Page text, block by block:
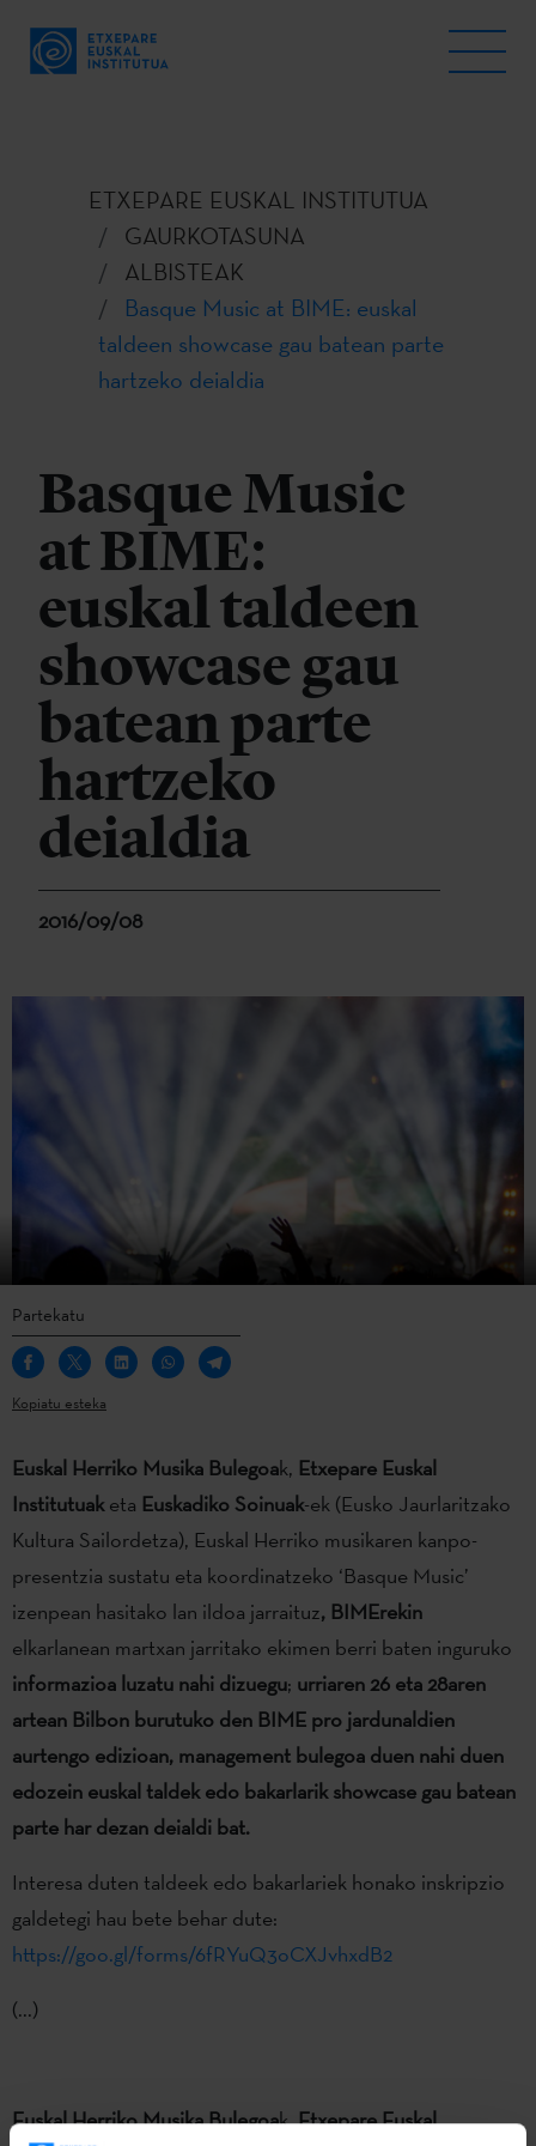
ETXEPARE EUSKAL INSTITUTUA
GAURKOTASUNA
ALBISTEAK
Basque Music at BIME: euskal
taldeen showcase gau batean parte
hartzeko deialdia
Basque Music
at BIME:
euskal taldeen
showcase gau
batean parte
hartzeko
deialdia
2016/09/08
Partekatu
Kopiatu esteka
Euskal Herriko Musika Bulegoak, Etxepare Euskal
Institutuaketa Euskadiko Soinuak-ek (Eusko Jaurlaritzako
Kultura Sailordetza), Euskal Herriko musikaren kanpo-
presentzia sustatu eta koordinatzeko ‘Basque Music’
izenpean hasitako lan ildoa jarraituz, BIMErekin
elkarlanean martxan jarritako ekimen berri baten inguruko
informazioa luzatu nahi dizuegu; urriaren 26 eta 28aren
artean Bilbon burutuko den BIME pro jardunaldien
aurtengo edizioan, management bulegoa duen nahi duen
edozein euskal taldek edo bakarlarik showcase gau batean
parte har dezan deialdi bat.
Interesa duten taldeek edo bakarlariek honako inskripzio
galdetegi hau bete behar dute:
https://goo.gl/forms/6fRYuQ3oCXJvhxdB2
(...)
Euskal Herriko Musika Bulegoak,Etxepare Euskal